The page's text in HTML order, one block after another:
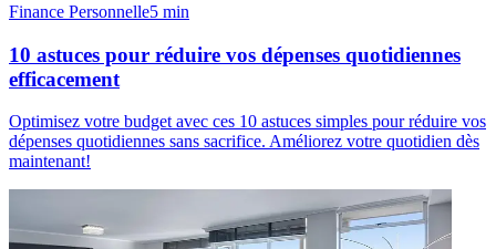
Finance Personnelle5 min
10 astuces pour réduire vos dépenses quotidiennes
efficacement
Optimisez votre budget avec ces 10 astuces simples pour réduire vos
dépenses quotidiennes sans sacrifice. Améliorez votre quotidien dès
maintenant!